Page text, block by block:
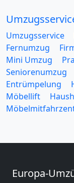
Umzugsservice
Fernumzug
Mini Umzug
Seniorenumzug
Entrümpelung
Möbellift
Europa-